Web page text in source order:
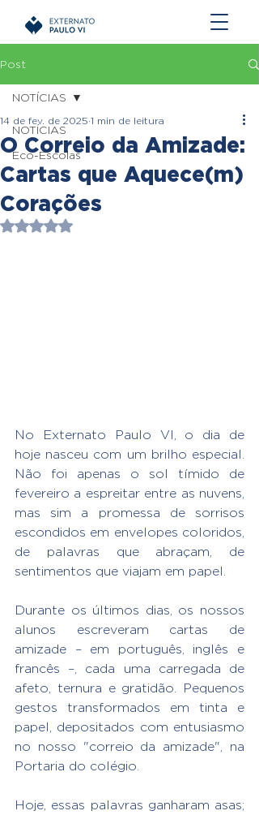
Post
NOTÍCIAS
Eco-Escolas
NOTÍCIAS
O Correio da Amizade:
Cartas que Aquece(m)
Corações
14 de fev. de 2025 1 min de leitura
Avaliado com NaN de 5 estrelas.
No Externato Paulo VI, o dia de
hoje nasceu com um brilho especial.
Não foi apenas o sol tímido de
fevereiro a espreitar entre as nuvens,
mas sim a promessa de sorrisos
escondidos em envelopes coloridos,
de palavras que abraçam, de
sentimentos que viajam em papel.
Durante os últimos dias, os nossos
alunos escreveram cartas de
amizade – em português, inglês e
francês –, cada uma carregada de
afeto, ternura e gratidão. Pequenos
gestos transformados em tinta e
papel, depositados com entusiasmo
no nosso "correio da amizade", na
Portaria do colégio.
Hoje, essas palavras ganharam asas;